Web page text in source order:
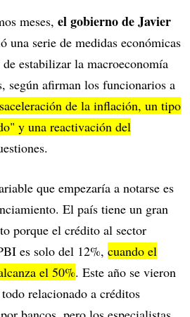
meses, el gobierno de Javier
una serie de medidas económicas
estabilizar la macroeconomía
según afirman los funcionarios a
de la inflación, un tipo
y una reactivación del
que empezaría a notarse es
El país tiene un gran
porque el crédito al sector
es solo del 12%, cuando el
el 50%. Este año se vieron
relacionado a créditos